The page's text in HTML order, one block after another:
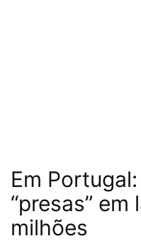
Em
“presas”
milhões